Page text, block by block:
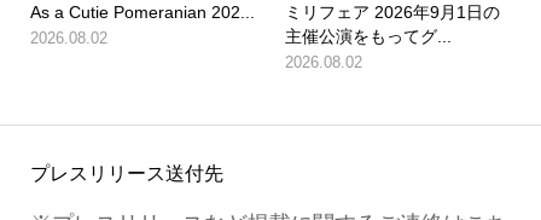
As a Cutie Pomeranian 202...
2026.08.02
ミリフェア 2026年9月1日の
主催公演をもってグ...
2026.08.02
プレスリリース送付先